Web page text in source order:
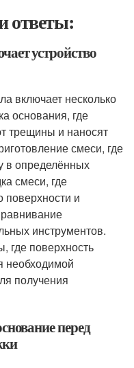
ответы:
устройство
включает несколько
основания, где
трещины и наносят
смеси, где
в определённых
смеси, где
и
инструментов.
где поверхность
необходимой
получения
перед